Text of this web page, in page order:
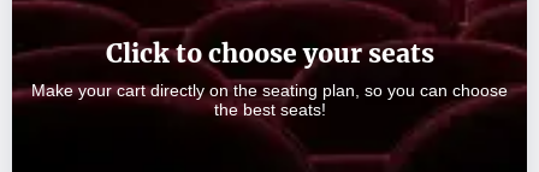
Click to choose your seats
Make your cart directly on the seating plan, so you can choose
the best seats!